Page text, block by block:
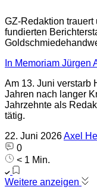
GZ-Redaktion
fundierten
In Memoriam Jürgen
Am 13. Juni verstarb
Jahren nach langer
Jahrzehnte als
tätig.
22. Juni 2026Axel
0
< 1 Min.
Weitere anzeigen